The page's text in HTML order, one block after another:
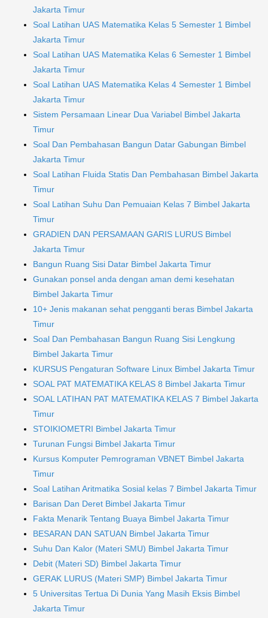
Jakarta Timur
Soal Latihan UAS Matematika Kelas 5 Semester 1 Bimbel
Jakarta Timur
Soal Latihan UAS Matematika Kelas 6 Semester 1 Bimbel
Jakarta Timur
Soal Latihan UAS Matematika Kelas 4 Semester 1 Bimbel
Jakarta Timur
Sistem Persamaan Linear Dua Variabel Bimbel Jakarta
Timur
Soal Dan Pembahasan Bangun Datar Gabungan Bimbel
Jakarta Timur
Soal Latihan Fluida Statis Dan Pembahasan Bimbel Jakarta
Timur
Soal Latihan Suhu Dan Pemuaian Kelas 7 Bimbel Jakarta
Timur
GRADIEN DAN PERSAMAAN GARIS LURUS Bimbel
Jakarta Timur
Bangun Ruang Sisi Datar Bimbel Jakarta Timur
Gunakan ponsel anda dengan aman demi kesehatan
Bimbel Jakarta Timur
10+ Jenis makanan sehat pengganti beras Bimbel Jakarta
Timur
Soal Dan Pembahasan Bangun Ruang Sisi Lengkung
Bimbel Jakarta Timur
KURSUS Pengaturan Software Linux Bimbel Jakarta Timur
SOAL PAT MATEMATIKA KELAS 8 Bimbel Jakarta Timur
SOAL LATIHAN PAT MATEMATIKA KELAS 7 Bimbel Jakarta
Timur
STOIKIOMETRI Bimbel Jakarta Timur
Turunan Fungsi Bimbel Jakarta Timur
Kursus Komputer Pemrograman VBNET Bimbel Jakarta
Timur
Soal Latihan Aritmatika Sosial kelas 7 Bimbel Jakarta Timur
Barisan Dan Deret Bimbel Jakarta Timur
Fakta Menarik Tentang Buaya Bimbel Jakarta Timur
BESARAN DAN SATUAN Bimbel Jakarta Timur
Suhu Dan Kalor (Materi SMU) Bimbel Jakarta Timur
Debit (Materi SD) Bimbel Jakarta Timur
GERAK LURUS (Materi SMP) Bimbel Jakarta Timur
5 Universitas Tertua Di Dunia Yang Masih Eksis Bimbel
Jakarta Timur